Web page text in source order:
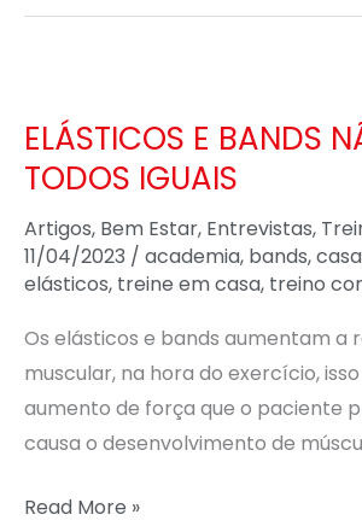
ELÁSTICOS E BANDS
TODOS IGUAIS
Artigos, Bem Estar, Entrevistas,
11/04/2023 / academia, bands,
elásticos, treine em casa, treino
Os elásticos e bands aumentam a
muscular, na hora do exercício,
aumento de força que o paciente
causa o desenvolvimento de
BANDS
NÃO
TODOS
IGUAIS
Read More »